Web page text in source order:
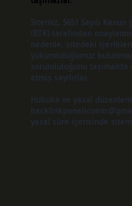
Sitemiz, 5651 Sayılı
(BTK) tarafından
nedenle, sitedeki
yükümlülüğümüz
sorumluluğunu
etmiş sayılırlar.
Hukuka ve yasal
yasal süre içerisinde